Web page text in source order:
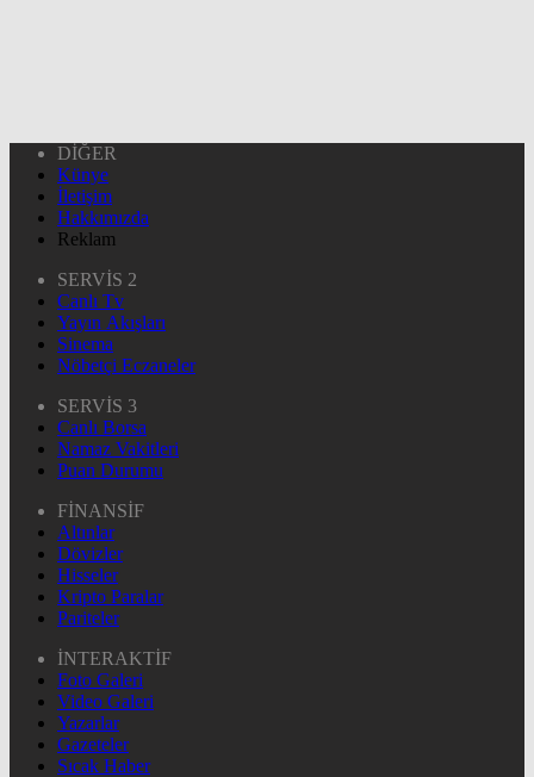
DİĞER
Künye
İletişim
Hakkımızda
Reklam
SERVİS 2
Canlı Tv
Yayın Akışları
Sinema
Nöbetçi Eczaneler
SERVİS 3
Canlı Borsa
Namaz Vakitleri
Puan Durumu
FİNANSİF
Altınlar
Dövizler
Hisseler
Kripto Paralar
Pariteler
İNTERAKTİF
Foto Galeri
Video Galeri
Yazarlar
Gazeteler
Sıcak Haber